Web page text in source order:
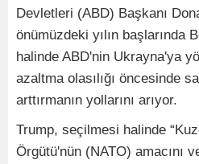
Devletleri (ABD) Başkanı
önümüzdeki yılın başlarında
halinde ABD'nin Ukrayna'ya
azaltma olasılığı öncesinde
arttırmanın yollarını arıyor.
Trump, seçilmesi halinde
Örgütü'nün (NATO) amacını